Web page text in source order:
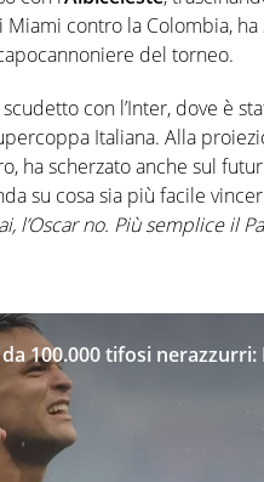
contro la Colombia, ha
del torneo.
con l’Inter, dove è
Italiana. Alla
ha scherzato anche sul
su cosa sia più facile
l’Oscar no. Più semplice il
100.000 tifosi nerazzurri: